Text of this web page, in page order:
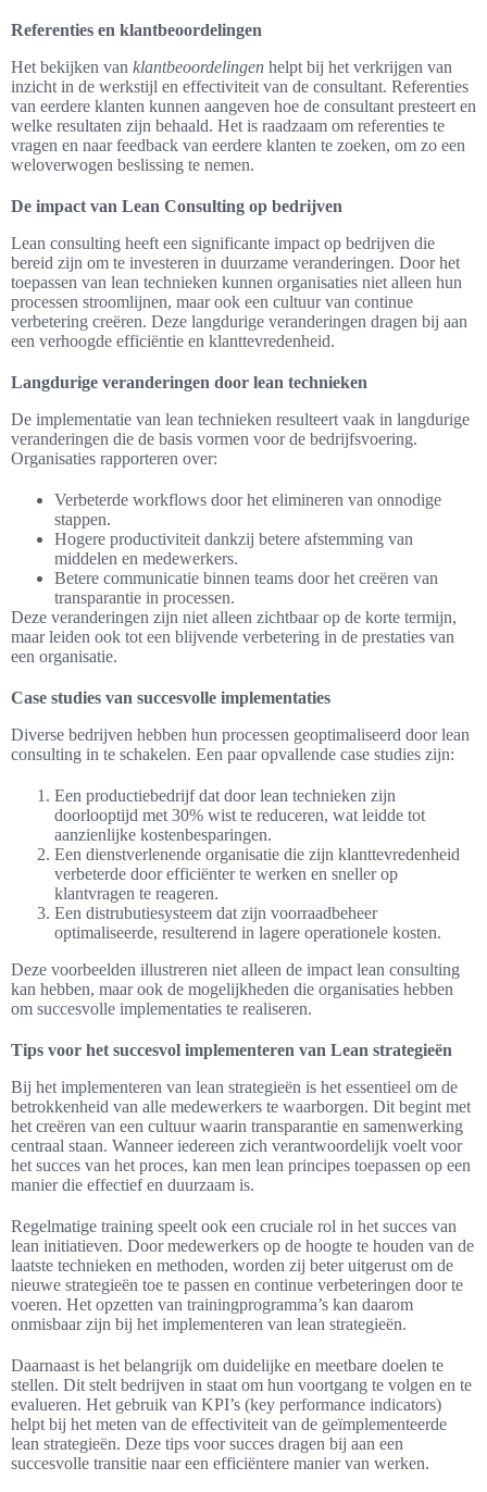
Referenties en klantbeoordelingen
Het bekijken van klantbeoordelingen helpt bij het verkrijgen van
inzicht in de werkstijl en effectiviteit van de consultant. Referenties
van eerdere klanten kunnen aangeven hoe de consultant presteert en
welke resultaten zijn behaald. Het is raadzaam om referenties te
vragen en naar feedback van eerdere klanten te zoeken, om zo een
weloverwogen beslissing te nemen.
De impact van Lean Consulting op bedrijven
Lean consulting heeft een significante impact op bedrijven die
bereid zijn om te investeren in duurzame veranderingen. Door het
toepassen van lean technieken kunnen organisaties niet alleen hun
processen stroomlijnen, maar ook een cultuur van continue
verbetering creëren. Deze langdurige veranderingen dragen bij aan
een verhoogde efficiëntie en klanttevredenheid.
Langdurige veranderingen door lean technieken
De implementatie van lean technieken resulteert vaak in langdurige
veranderingen die de basis vormen voor de bedrijfsvoering.
Organisaties rapporteren over:
Verbeterde workflows door het elimineren van onnodige
stappen.
Hogere productiviteit dankzij betere afstemming van
middelen en medewerkers.
Betere communicatie binnen teams door het creëren van
transparantie in processen.
Deze veranderingen zijn niet alleen zichtbaar op de korte termijn,
maar leiden ook tot een blijvende verbetering in de prestaties van
een organisatie.
Case studies van succesvolle implementaties
Diverse bedrijven hebben hun processen geoptimaliseerd door lean
consulting in te schakelen. Een paar opvallende case studies zijn:
Een productiebedrijf dat door lean technieken zijn
doorlooptijd met 30% wist te reduceren, wat leidde tot
aanzienlijke kostenbesparingen.
Een dienstverlenende organisatie die zijn klanttevredenheid
verbeterde door efficiënter te werken en sneller op
klantvragen te reageren.
Een distrubutiesysteem dat zijn voorraadbeheer
optimaliseerde, resulterend in lagere operationele kosten.
Deze voorbeelden illustreren niet alleen de impact lean consulting
kan hebben, maar ook de mogelijkheden die organisaties hebben
om succesvolle implementaties te realiseren.
Tips voor het succesvol implementeren van Lean strategieën
Bij het implementeren van lean strategieën is het essentieel om de
betrokkenheid van alle medewerkers te waarborgen. Dit begint met
het creëren van een cultuur waarin transparantie en samenwerking
centraal staan. Wanneer iedereen zich verantwoordelijk voelt voor
het succes van het proces, kan men lean principes toepassen op een
manier die effectief en duurzaam is.
Regelmatige training speelt ook een cruciale rol in het succes van
lean initiatieven. Door medewerkers op de hoogte te houden van de
laatste technieken en methoden, worden zij beter uitgerust om de
nieuwe strategieën toe te passen en continue verbeteringen door te
voeren. Het opzetten van trainingprogramma’s kan daarom
onmisbaar zijn bij het implementeren van lean strategieën.
Daarnaast is het belangrijk om duidelijke en meetbare doelen te
stellen. Dit stelt bedrijven in staat om hun voortgang te volgen en te
evalueren. Het gebruik van KPI’s (key performance indicators)
helpt bij het meten van de effectiviteit van de geïmplementeerde
lean strategieën. Deze tips voor succes dragen bij aan een
succesvolle transitie naar een efficiëntere manier van werken.